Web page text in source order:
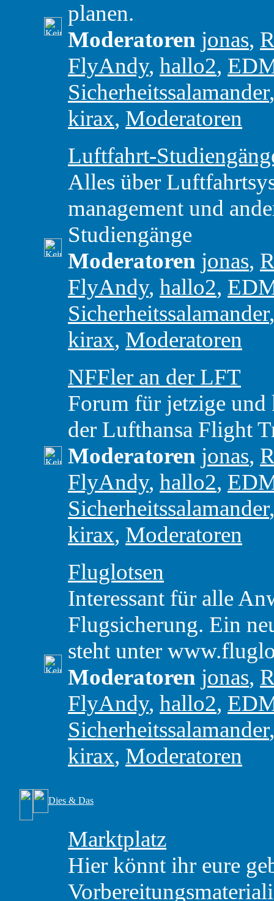
planen.
Moderatoren jonas,
FlyAndy, hallo2,
Sicherheitssalamander
kirax, Moderatoren
Luftfahrt-
Alles über
management und
Studiengänge
Moderatoren jonas,
FlyAndy, hallo2,
Sicherheitssalamander
kirax, Moderatoren
NFFler an der LFT
Forum für jetzige
der Lufthansa Flight
Moderatoren jonas,
FlyAndy, hallo2,
Sicherheitssalamander
kirax, Moderatoren
Fluglotsen
Interessant für alle
Flugsicherung. Ein
steht unter
Moderatoren jonas,
FlyAndy, hallo2,
Sicherheitssalamander
kirax, Moderatoren
Dies & Das
Marktplatz
Hier könnt ihr eure